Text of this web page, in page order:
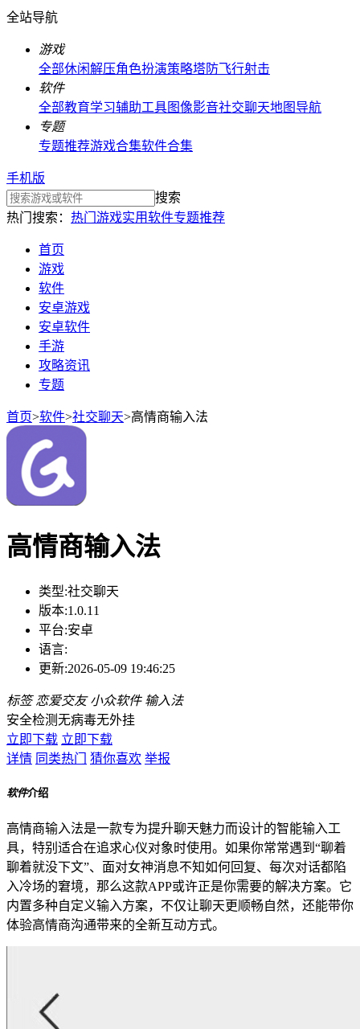
全站导航
游戏
全部休闲解压角色扮演策略塔防飞行射击
软件
全部教育学习辅助工具图像影音社交聊天地图导航
专题
专题推荐游戏合集软件合集
手机版
搜索
热门搜索： 热门游戏实用软件专题推荐
首页
游戏
软件
安卓游戏
安卓软件
手游
攻略资讯
专题
首页>软件>社交聊天>高情商输入法
高情商输入法
类型:社交聊天
版本:1.0.11
平台:安卓
语言:
更新:2026-05-09 19:46:25
标签 恋爱交友 小众软件 输入法
安全检测无病毒无外挂
立即下载 立即下载
详情 同类热门 猜你喜欢 举报
软件介绍
高情商输入法是一款专为提升聊天魅力而设计的智能输入工
具，特别适合在追求心仪对象时使用。如果你常常遇到“聊着
聊着就没下文”、面对女神消息不知如何回复、每次对话都陷
入冷场的窘境，那么这款APP或许正是你需要的解决方案。它
内置多种自定义输入方案，不仅让聊天更顺畅自然，还能带你
体验高情商沟通带来的全新互动方式。